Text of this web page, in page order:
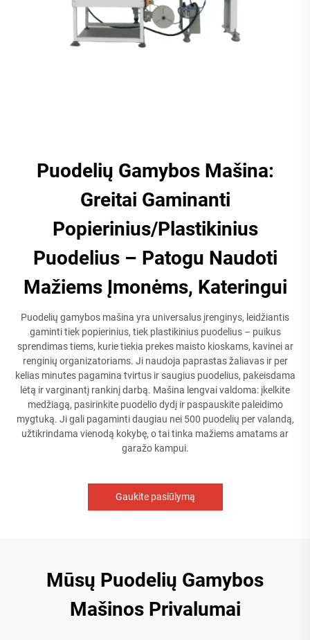
Puodelių Gamybos Mašina:
Greitai Gaminanti
Popierinius/Plastikinius
Puodelius – Patogu Naudoti
Mažiems Įmonėms, Kateringui
Puodelių gamybos mašina yra universalus įrenginys, leidžiantis
gaminti tiek popierinius, tiek plastikinius puodelius – puikus
sprendimas tiems, kurie tiekia prekes maisto kioskams, kavinei ar
renginių organizatoriams. Ji naudoja paprastas žaliavas ir per
kelias minutes pagamina tvirtus ir saugius puodelius, pakeisdama
lėtą ir varginantį rankinį darbą. Mašina lengvai valdoma: įkelkite
medžiagą, pasirinkite puodelio dydį ir paspauskite paleidimo
mygtuką. Ji gali pagaminti daugiau nei 500 puodelių per valandą,
užtikrindama vienodą kokybę, o tai tinka mažiems amatams ar
garažo kampui.
Gaukite pasiūlymą
Mūsų Puodelių Gamybos
Mašinos Privalumai